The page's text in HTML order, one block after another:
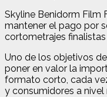
Skyline Benidorm Film
mantener el pago por
cortometrajes
Uno de los objetivos
poner en valor la
formato corto, cada
y consumidores a nivel